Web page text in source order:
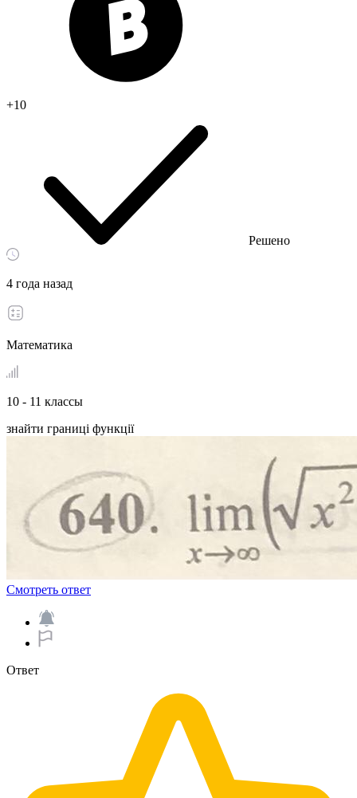
+10
Решено
4 года назад
Математика
10 - 11 классы
знайти границі функції
Смотреть ответ
Ответ